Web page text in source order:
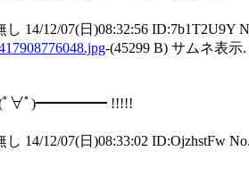
し 14/12/07(日)08:32:56 ID:7b1T2U9Y
-(45299 B) サムネ表示.
∀ﾟ)━━━━━ !!!!!
し 14/12/07(日)08:33:02 ID:OjzhstFw